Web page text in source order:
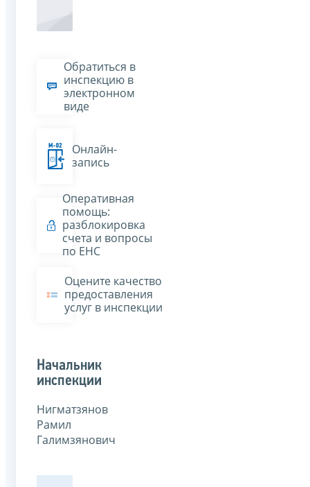
Обратиться в
инспекцию в
электронном
виде
Онлайн-
запись
Оперативная
помощь:
разблокировка
счета и вопросы
по ЕНС
Оцените качество
предоставления
услуг в инспекции
Начальник
инспекции
Нигматзянов
Рамил
Галимзянович